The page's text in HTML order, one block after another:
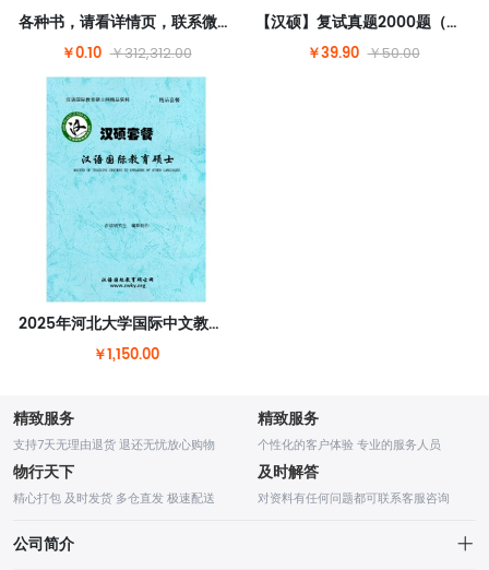
各种书，请看详情页，联系微信hsw982改价
￥0.10 ￥312,312.00
【汉硕】复试真题2000题（含答案）【请扫码购买】
￥39.90 ￥50.00
2025年河北大学国际中文教育（汉语国际教育）硕士套餐
￥1,150.00
精致服务
支持7天无理由退货 退还无忧放心购物
精致服务
个性化的客户体验 专业的服务人员
物行天下
精心打包 及时发货 多仓直发 极速配送
及时解答
对资料有任何问题都可联系客服咨询
公司简介